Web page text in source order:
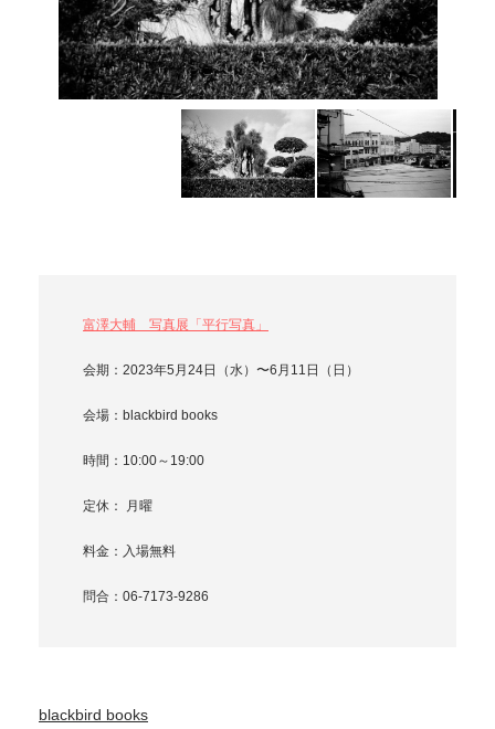
富澤大輔 写真展「平行写真」
会期：2023年5月24日（水）〜6月11日（日）
会場：blackbird books
時間：10:00～19:00
定休： 月曜
料金：入場無料
問合：06-7173-9286
blackbird books